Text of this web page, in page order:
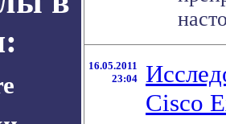
16.05.2011
23:04
Cisco